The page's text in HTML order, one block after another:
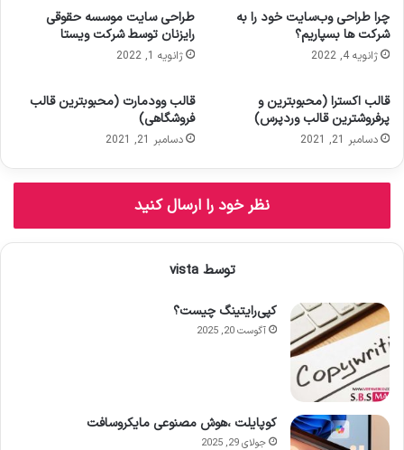
و
د
ر
و
ا
ر
ک
د
چرا طراحی وب‌سایت خود را به
شرکت ها بسپاریم؟
ژانویه 4, 2022
طراحی سایت موسسه حقوقی
رایزنان توسط شرکت ویستا
ژانویه 1, 2022
قالب اکسترا (محبوبترین و
پرفروشترین قالب وردپرس)
دسامبر 21, 2021
قالب وودمارت (محبوبترین قالب
فروشگاهی)
دسامبر 21, 2021
نظر خود را ارسال کنید
توسط vista
کپی‌رایتینگ چیست؟
آگوست 20, 2025
کوپایلت ،هوش مصنوعی مایکروسافت
جولای 29, 2025